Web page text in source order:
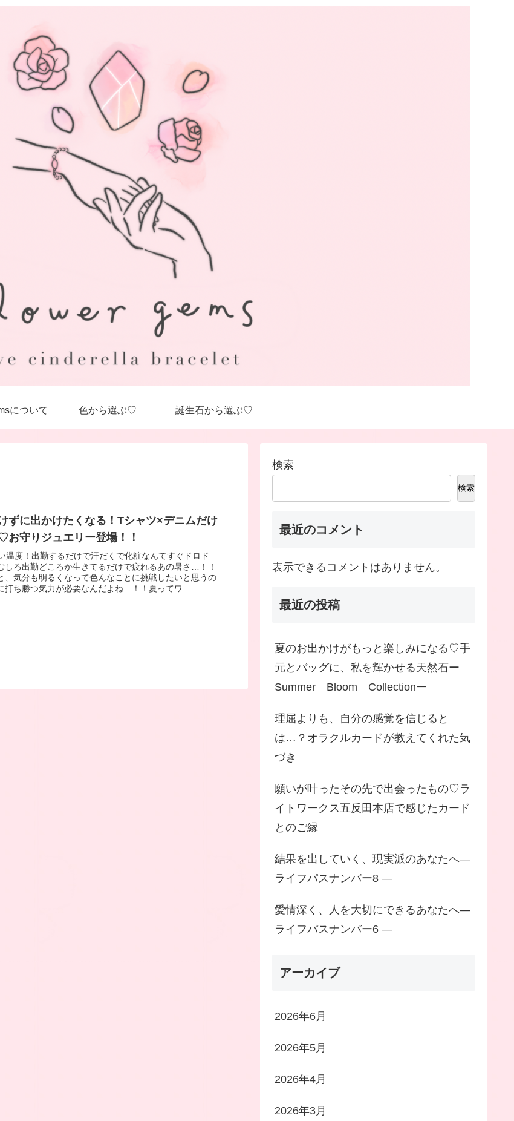
について 色から選ぶ♡ 誕生石から選ぶ♡
ずに出かけたくなる！Tシャツ×デニムだけ
お守りジュエリー登場！！
温度！出勤するだけで汗だくで化粧なんてすぐドロド
しろ出勤どころか生きてるだけで疲れるあの暑さ…！！
、気分も明るくなって色んなことに挑戦したいと思うの
打ち勝つ気力が必要なんだよね…！！夏ってワ...
検索
検索
最近のコメント
表示できるコメントはありません。
最近の投稿
夏のお出かけがもっと楽しみになる♡手
元とバッグに、私を輝かせる天然石ー
Summer Bloom Collectionー
理屈よりも、自分の感覚を信じると
は…？オラクルカードが教えてくれた気
づき
願いが叶ったその先で出会ったもの♡ラ
イトワークス五反田本店で感じたカード
とのご縁
結果を出していく、現実派のあなたへ―
ライフパスナンバー8 ―
愛情深く、人を大切にできるあなたへ―
ライフパスナンバー6 ―
アーカイブ
2026年6月
2026年5月
2026年4月
2026年3月